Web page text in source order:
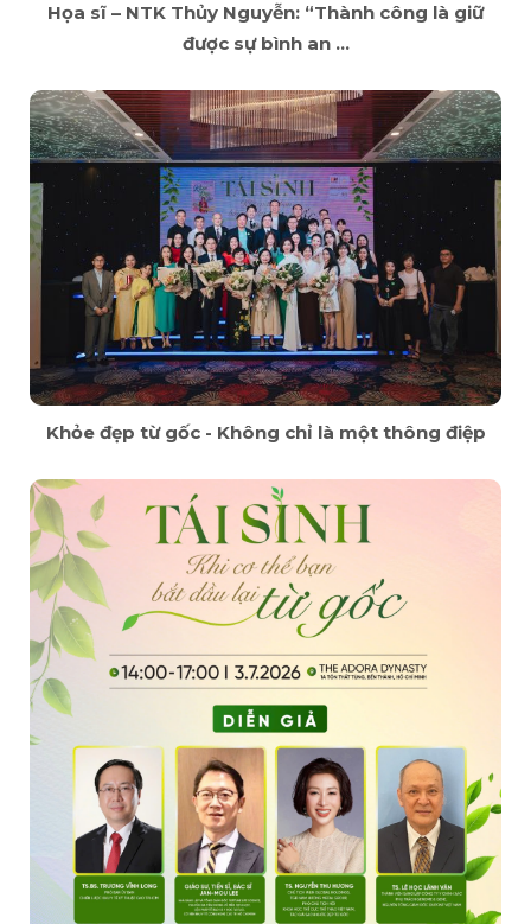
Họa sĩ – NTK Thủy Nguyễn: “Thành công là giữ
được sự bình an ...
Khỏe đẹp từ gốc - Không chỉ là một thông điệp